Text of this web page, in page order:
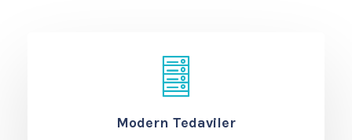
Modern Tedaviler